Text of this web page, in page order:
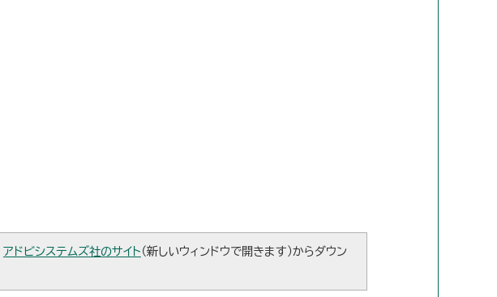
アドビシステムズ社のサイト （新しいウィンドウで開きます）からダウン